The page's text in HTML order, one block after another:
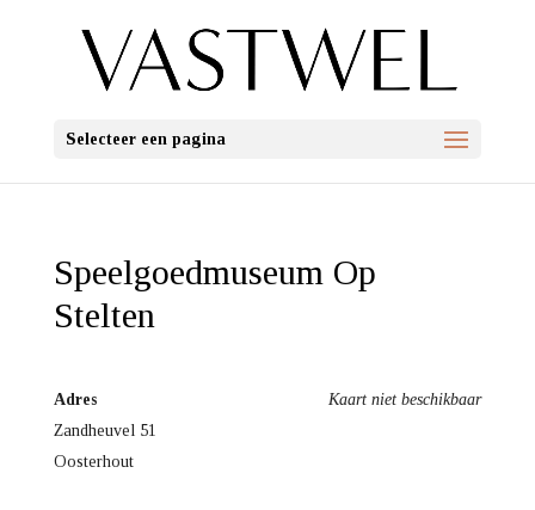
Selecteer een pagina
Speelgoedmuseum Op
Stelten
Kaart niet beschikbaar
Adres
Zandheuvel 51
Oosterhout